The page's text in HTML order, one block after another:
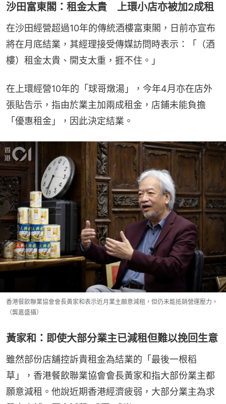
沙田富東閣：租金太貴 上環小店亦被加2成租
在沙田經營超過10年的傳統酒樓富東閣，日前亦宣布
將在月底結業，其經理接受傳媒訪問時表示：「（酒
樓）租金太貴、開支太重，捱不住。」
在上環經營10年的「球哥燉湯」，今年4月亦在店外
張貼告示，指由於業主加兩成租金，店鋪未能負擔
「優惠租金」，因此決定結業。
香港餐飲聯業協會會長黃家和表示近月業主願意減租，但仍未能抵銷營運壓力。
（龔嘉盛攝）
黃家和：即使大部分業主已減租但難以挽回生意
雖然部份店舖控訴貴租金為結業的「最後一根稻
草」，香港餐飲聯業協會會長黃家和指大部份業主都
願意減租。他說近期香港經濟疲弱，大部分業主為求